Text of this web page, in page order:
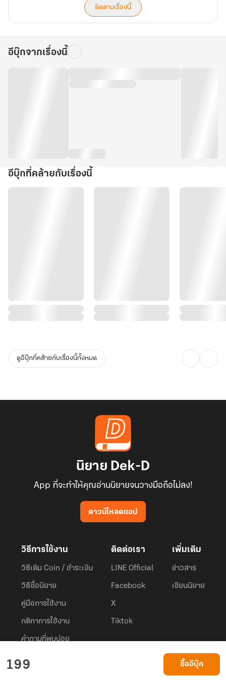
199 ซื้ออีบุ๊ก
ติดตามเรื่องนี้
อีบุ๊กจากเรื่องนี้
อีบุ๊กที่คล้ายกับเรื่องนี้
ดูอีบุ๊กที่คล้ายกับเรื่องนี้ทั้งหมด
นิยาย Dek-D
App ที่จะทำให้คุณอ่านนิยายจนวางมือถือไม่ลง!
ดาวน์โหลดแอป
วิธีการใช้งาน
วิธีเติม Coin / ชำระเงิน
วิธีซื้อนิยาย
คู่มือการใช้งาน
กติกาการใช้งาน
คำถามที่พบบ่อย
ติดต่อเรา
LINE Official
Facebook
X
Tiktok
เพิ่มเติม
ข่าวสาร
เขียนนิยาย
© 2026 Privacy Policy
Dek-D.com ใช้คุกกี้เพื่อพัฒนาประสบการณ์ของ ผู้ใช้ให้ดียิ่งขึ้น
เรียนรู้เพิ่มเติมที่นี่
ยอมรับ